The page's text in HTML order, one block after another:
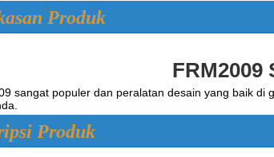
Produk
FRM2009
sangat populer dan peralatan desain yang baik
Produk